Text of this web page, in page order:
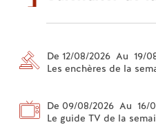
De 12/08/2026 Au 19/
Les enchères de la
De 09/08/2026 Au 16/
Le guide TV de la